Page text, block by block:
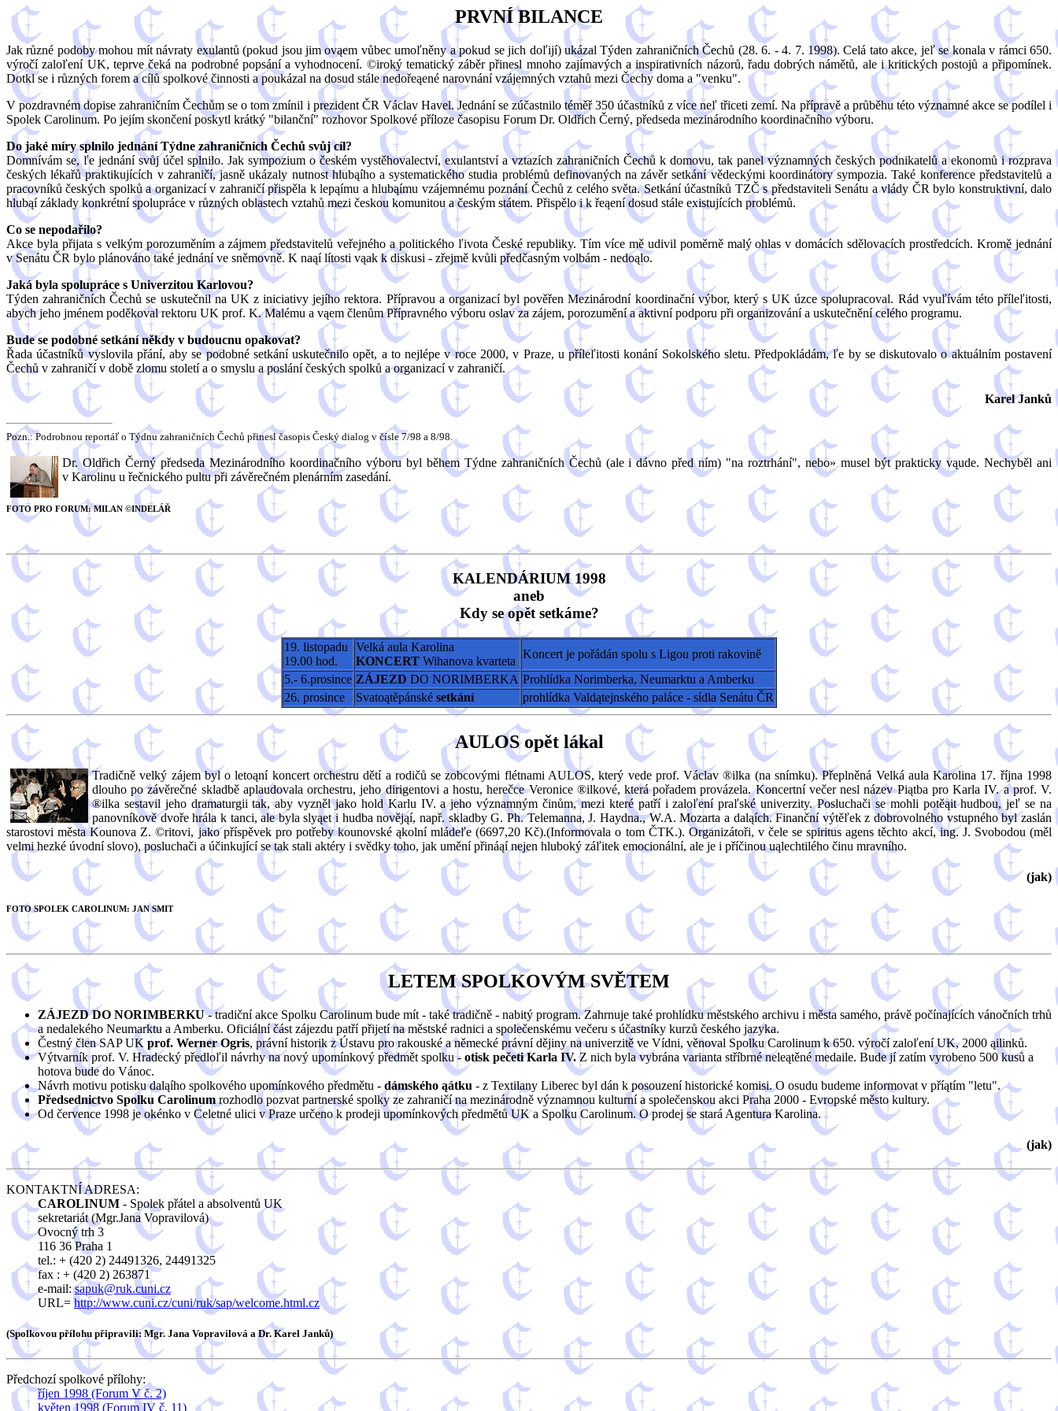
PRVNÍ BILANCE
Jak různé podoby mohou mít návraty exulantů (pokud jsou jim ovąem vůbec umoľněny a pokud se jich doľijí) ukázal Týden zahraničních Čechů (28. 6. - 4. 7. 1998). Celá tato akce, jeľ se konala v rámci 650.
výročí zaloľení UK, teprve čeká na podrobné popsání a vyhodnocení. ©iroký tematický záběr přinesl mnoho zajímavých a inspirativních názorů, řadu dobrých námětů, ale i kritických postojů a připomínek.
Dotkl se i různých forem a cílů spolkové činnosti a poukázal na dosud stále nedořeąené narovnání vzájemných vztahů mezi Čechy doma a "venku".
V pozdravném dopise zahraničním Čechům se o tom zmínil i prezident ČR Václav Havel. Jednání se zúčastnilo téměř 350 účastníků z více neľ třiceti zemí. Na přípravě a průběhu této významné akce se podílel i
Spolek Carolinum. Po jejím skončení poskytl krátký "bilanční" rozhovor Spolkové příloze časopisu Forum Dr. Oldřich Černý, předseda mezinárodního koordinačního výboru.
Do jaké míry splnilo jednání Týdne zahraničních Čechů svůj cíl?
Domnívám se, ľe jednání svůj účel splnilo. Jak sympozium o českém vystěhovalectví, exulantství a vztazích zahraničních Čechů k domovu, tak panel významných českých podnikatelů a ekonomů i rozprava
českých lékařů praktikujících v zahraničí, jasně ukázaly nutnost hlubąího a systematického studia problémů definovaných na závěr setkání vědeckými koordinátory sympozia. Také konference představitelů a
pracovníků českých spolků a organizací v zahraničí přispěla k lepąímu a hlubąímu vzájemnému poznání Čechů z celého světa. Setkání účastníků TZČ s představiteli Senátu a vlády ČR bylo konstruktivní, dalo
hlubąí základy konkrétní spolupráce v různých oblastech vztahů mezi českou komunitou a českým státem. Přispělo i k řeąení dosud stále existujících problémů.
Co se nepodařilo?
Akce byla přijata s velkým porozuměním a zájmem představitelů veřejného a politického ľivota České republiky. Tím více mě udivil poměrně malý ohlas v domácích sdělovacích prostředcích. Kromě jednání
v Senátu ČR bylo plánováno také jednání ve sněmovně. K naąí lítosti vąak k diskusi - zřejmě kvůli předčasným volbám - nedoąlo.
Jaká byla spolupráce s Univerzitou Karlovou?
Týden zahraničních Čechů se uskutečnil na UK z iniciativy jejího rektora. Přípravou a organizací byl pověřen Mezinárodní koordinační výbor, který s UK úzce spolupracoval. Rád vyuľívám této příleľitosti,
abych jeho jménem poděkoval rektoru UK prof. K. Malému a vąem členům Přípravného výboru oslav za zájem, porozumění a aktivní podporu při organizování a uskutečnění celého programu.
Bude se podobné setkání někdy v budoucnu opakovat?
Řada účastníků vyslovila přání, aby se podobné setkání uskutečnilo opět, a to nejlépe v roce 2000, v Praze, u příleľitosti konání Sokolského sletu. Předpokládám, ľe by se diskutovalo o aktuálním postavení
Čechů v zahraničí v době zlomu století a o smyslu a poslání českých spolků a organizací v zahraničí.
Karel Janků
Pozn.: Podrobnou reportáľ o Týdnu zahraničních Čechů přinesl časopis Český dialog v čísle 7/98 a 8/98.
Dr. Oldřich Černý předseda Mezinárodního koordinačního výboru byl během Týdne zahraničních Čechů (ale i dávno před ním) "na roztrhání", nebo» musel být prakticky vąude. Nechyběl ani
v Karolinu u řečnického pultu při závěrečném plenárním zasedání.
FOTO PRO FORUM: MILAN ©INDELÁŘ
KALENDÁRIUM 1998
aneb
Kdy se opět setkáme?
19. listopadu
19.00 hod.
Velká aula Karolina
KONCERT Wihanova kvarteta
Koncert je pořádán spolu s Ligou proti rakovině
5.- 6.prosince ZÁJEZD DO NORIMBERKA Prohlídka Norimberka, Neumarktu a Amberku
26. prosince
Svatoątěpánské setkání prohlídka Valdątejnského paláce - sídla Senátu ČR
AULOS opět lákal
Tradičně velký zájem byl o letoąní koncert orchestru dětí a rodičů se zobcovými flétnami AULOS, který vede prof. Václav ®ilka (na snímku). Přeplněná Velká aula Karolina 17. října 1998
dlouho po závěrečné skladbě aplaudovala orchestru, jeho dirigentovi a hostu, herečce Veronice ®ilkové, která pořadem provázela. Koncertní večer nesl název Piątba pro Karla IV. a prof. V.
®ilka sestavil jeho dramaturgii tak, aby vyzněl jako hold Karlu IV. a jeho významným činům, mezi které patří i zaloľení praľské univerzity. Posluchači se mohli potěąit hudbou, jeľ se na
panovníkově dvoře hrála k tanci, ale byla slyąet i hudba novějąí, např. skladby G. Ph. Telemanna, J. Haydna., W.A. Mozarta a daląích. Finanční výtěľek z dobrovolného vstupného byl zaslán
starostovi města Kounova Z. ©ritovi, jako příspěvek pro potřeby kounovské ąkolní mládeľe (6697,20 Kč).(Informovala o tom ČTK.). Organizátoři, v čele se spiritus agens těchto akcí, ing. J. Svobodou (měl
velmi hezké úvodní slovo), posluchači a účinkující se tak stali aktéry i svědky toho, jak umění přináąí nejen hluboký záľitek emocionální, ale je i příčinou uąlechtilého činu mravního.
(jak)
FOTO SPOLEK CAROLINUM: JAN SMIT
LETEM SPOLKOVÝM SVĚTEM
ZÁJEZD DO NORIMBERKU- tradiční akce Spolku Carolinum bude mít - také tradičně - nabitý program. Zahrnuje také prohlídku městského archivu i města samého, právě počínajících vánočních trhů
a nedalekého Neumarktu a Amberku. Oficiální část zájezdu patří přijetí na městské radnici a společenskému večeru s účastníky kurzů českého jazyka.
Čestný člen SAP UK prof. Werner Ogris, právní historik z Ústavu pro rakouské a německé právní dějiny na univerzitě ve Vídni, věnoval Spolku Carolinum k 650. výročí zaloľení UK, 2000 ąilinků.
Výtvarník prof. V. Hradecký předloľil návrhy na nový upomínkový předmět spolku - otisk pečeti Karla IV.Z nich byla vybrána varianta stříbrné neleątěné medaile. Bude jí zatím vyrobeno 500 kusů a
hotova bude do Vánoc.
Návrh motivu potisku daląího spolkového upomínkového předmětu - dámského ąátku - z Textilany Liberec byl dán k posouzení historické komisi. O osudu budeme informovat v příątím "letu".
Předsednictvo Spolku Carolinumrozhodlo pozvat partnerské spolky ze zahraničí na mezinárodně významnou kulturní a společenskou akci Praha 2000 - Evropské město kultury.
Od července 1998 je okénko v Celetné ulici v Praze určeno k prodeji upomínkových předmětů UK a Spolku Carolinum. O prodej se stará Agentura Karolina.
(jak)
KONTAKTNÍ ADRESA:
CAROLINUM - Spolek přátel a absolventů UK
sekretariát (Mgr.Jana Vopravilová)
Ovocný trh 3
116 36 Praha 1
tel.: + (420 2) 24491326, 24491325
fax : + (420 2) 263871
e-mail:sapuk@ruk.cuni.cz
URL=http://www.cuni.cz/cuni/ruk/sap/welcome.html.cz
(Spolkovou přílohu připravili: Mgr. Jana Vopravilová a Dr. Karel Janků)
Předchozí spolkové přílohy:
říjen 1998 (Forum V č. 2)
květen 1998 (Forum IV č. 11)